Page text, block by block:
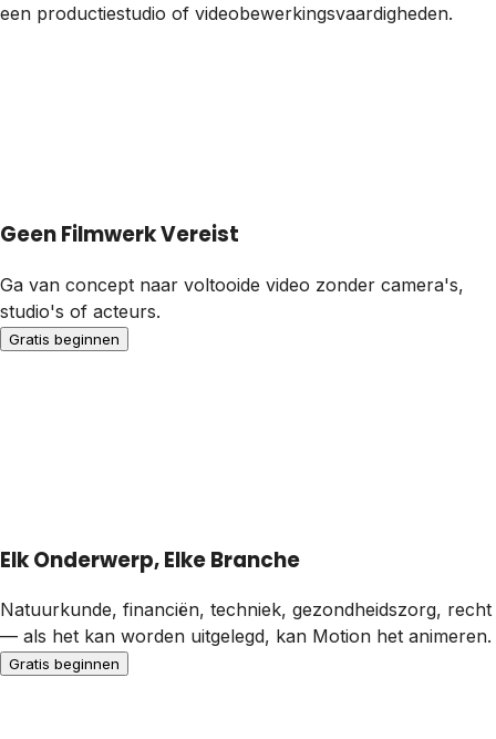
een productiestudio of videobewerkingsvaardigheden.
Geen Filmwerk Vereist
Ga van concept naar voltooide video zonder camera's,
studio's of acteurs.
Gratis beginnen
Elk Onderwerp, Elke Branche
Natuurkunde, financiën, techniek, gezondheidszorg, recht
— als het kan worden uitgelegd, kan Motion het animeren.
Gratis beginnen